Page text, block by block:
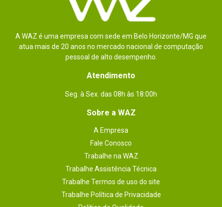
A WAZ é uma empresa com sede em Belo Horizonte/MG que
atua mais de 20 anos no mercado nacional de computação
pessoal de alto desempenho.
Atendimento
Seg. à Sex. das 08h às 18:00h
Sobre a WAZ
A Empresa
Fale Conosco
Trabalhe na WAZ
Trabalhe Assistência Técnica
Trabalhe Termos de uso do site
Trabalhe Política de Privacidade